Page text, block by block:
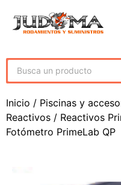
Inicio / Piscinas y
Reactivos / Reactivos
Fotómetro PrimeLab QP